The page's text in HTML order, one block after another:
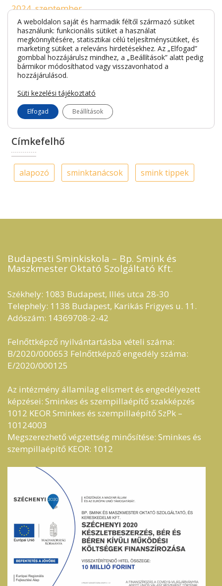
2024. szeptember
2024. július
2023. szeptember
2021. április
2021. március
Címkefelhő
alapozó sminktanácsok smink tippek
Budapesti Sminkiskola – Bp. Smink és
Maszkmester Oktató Szolgáltató Kft.​
Székhely: 1083 Budapest, Illés utca 28-30
Telephely: 1138 Budapest, Karikás Frigyes u. 11.
Adószám: 14369708-2-42
Felnőttképző nyilvántartásba vételi száma:
B/2020/000653 Felnőttképző engedély száma:
E/2020/000125
Az intézmény államilag elismert és engedélyezett
képzései: Sminkes és szempillaépítő szakképzés
1012 KEOR Sminkes és szempillaépítő SzPk –
10124003
Megszerezhető végzettség minősítése: Sminkes és
szempillaépítő KEOR: 1012
A weboldalon saját és harmadik féltől származó sütiket
használunk: funkcionális sütiket a használat
megkönnyítésére, statisztikai célú teljesítménysütiket, és
marketing sütiket a releváns hirdetésekhez. Az „Elfogad”
gombbal hozzájárulsz mindhez, a „Beállítások” alatt pedig
bármikor módosíthatod vagy visszavonhatod a
hozzájárulásod.
Süti kezelési tájékoztató
Elfogad Beállítások